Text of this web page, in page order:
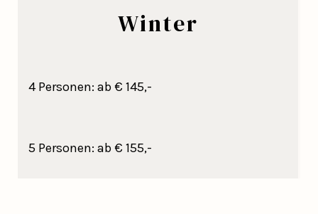
Winter
4 Personen: ab € 145,-
5 Personen: ab € 155,-